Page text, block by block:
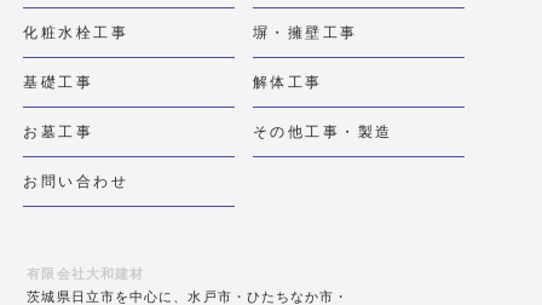
化粧水栓工事 塀・擁壁工事
基礎工事 解体工事
お墓工事 その他工事・製造
お問い合わせ
有限会社大和建材
茨城県日立市を中心に、水戸市・ひたちなか市・